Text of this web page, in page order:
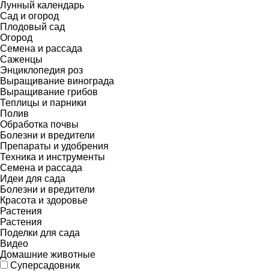
Лунный календарь
Сад и огород
Плодовый сад
Огород
Семена и рассада
Саженцы
Энциклопедия роз
Выращивание винограда
Выращивание грибов
Теплицы и парники
Полив
Обработка почвы
Болезни и вредители
Препараты и удобрения
Техника и инструменты
Семена и рассада
Идеи для сада
Болезни и вредители
Красота и здоровье
Растения
Растения
Поделки для сада
Видео
Домашние животные
Суперсадовник